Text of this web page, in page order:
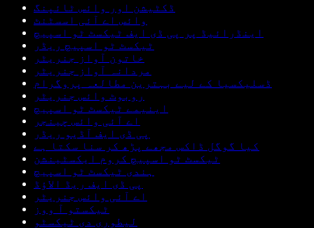
ڈکٹیشن اور وائس ٹائپنگ
وائس اے آئی اسسٹنٹ
اینڈرائیڈ پر پی ڈی ایف ٹیکسٹ ٹو اسپیچ
ٹیکسٹ ٹو اسپیچ ریڈر
خاتون آواز جنریٹر
مردانہ آواز جنریٹر
ڈسلیکسیا کے لیے بہترین مطالعہ پروگرام
روبوٹ وائس جنریٹر
اینیمے ٹیکسٹ ٹو اسپیچ
اے آئی وائس چینجر
پی ڈی ایف آڈیو ریڈر
کیا گوگل ڈاکس مجھے پڑھ کر سنا سکتا ہے
ٹیکسٹ ٹو اسپیچ کروم ایکسٹینشن
ہندی ٹیکسٹ ٹو اسپیچ
پی ڈی ایف ریڈ الاؤڈ
اے آئی وائس جنریٹر
ٹیکستو آ ووز
لیطوری دی ٹیکسٹو